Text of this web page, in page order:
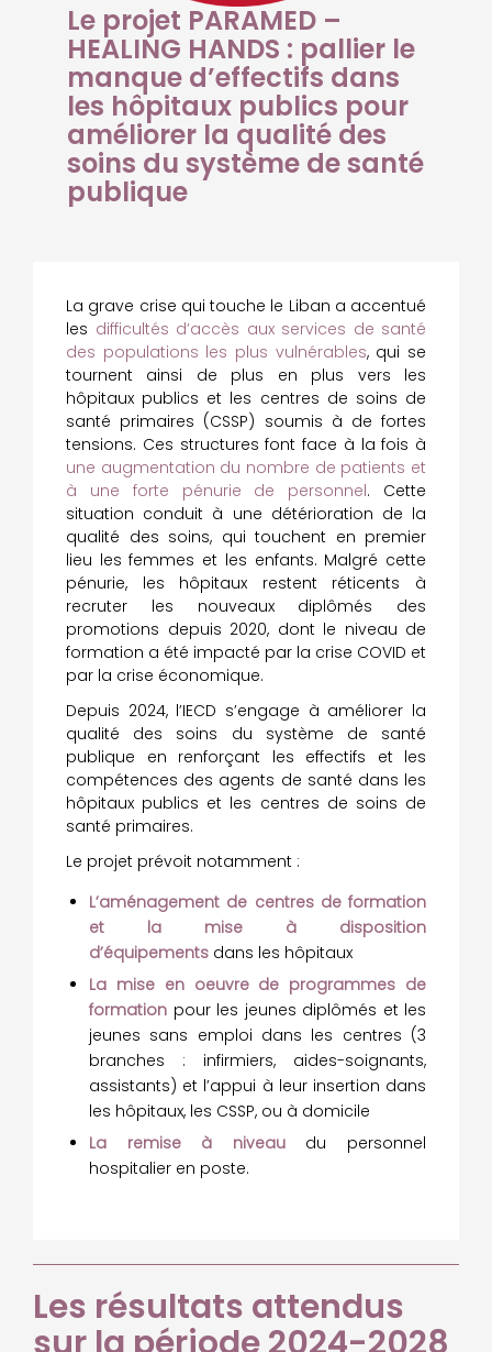
Le projet PARAMED –
HEALING HANDS : pallier le
manque d’effectifs dans
les hôpitaux publics pour
améliorer la qualité des
soins du système de santé
publique
La grave crise qui touche le Liban a accentué
les difficultés d’accès aux services de santé
des populations les plus vulnérables, qui se
tournent ainsi de plus en plus vers les
hôpitaux publics et les centres de soins de
santé primaires (CSSP) soumis à de fortes
tensions. Ces structures font face à la fois à
une augmentation du nombre de patients et
à une forte pénurie de personnel. Cette
situation conduit à une détérioration de la
qualité des soins, qui touchent en premier
lieu les femmes et les enfants. Malgré cette
pénurie, les hôpitaux restent réticents à
recruter les nouveaux diplômés des
promotions depuis 2020, dont le niveau de
formation a été impacté par la crise COVID et
par la crise économique.
Depuis 2024, l’IECD s’engage à améliorer la
qualité des soins du système de santé
publique en renforçant les effectifs et les
compétences des agents de santé dans les
hôpitaux publics et les centres de soins de
santé primaires.
Le projet prévoit notamment :
L’aménagement de centres de formation
et la mise à disposition
d’équipements dans les hôpitaux
La mise en oeuvre de programmes de
formation pour les jeunes diplômés et les
jeunes sans emploi dans les centres (3
branches : infirmiers, aides-soignants,
assistants) et l’appui à leur insertion dans
les hôpitaux, les CSSP, ou à domicile
La remise à niveau du personnel
hospitalier en poste.
Les résultats attendus
sur la période 2024-2028